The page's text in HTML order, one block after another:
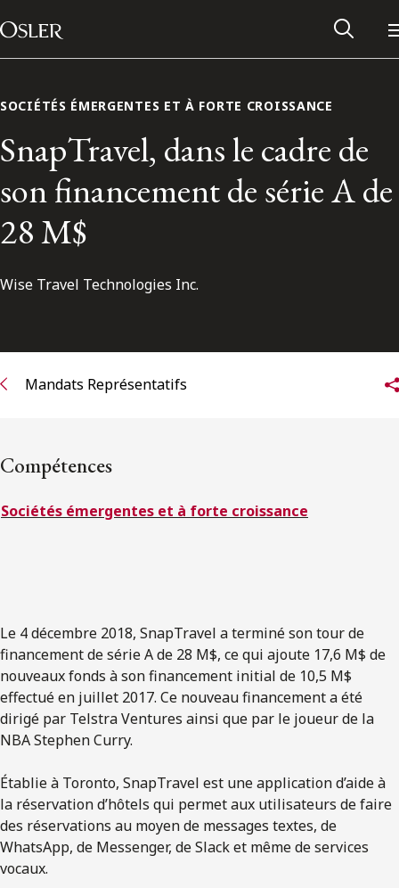
Passer au contenu
Main Navigation
S’abonner aux articles Osler
S’abonner
SOCIÉTÉS ÉMERGENTES ET À FORTE CROISSANCE
SnapTravel, dans le cadre de
son financement de série A de
28 M$
Wise Travel Technologies Inc.
Mandats Représentatifs
Compétences
Sociétés émergentes et à forte croissance
Le 4 décembre 2018, SnapTravel a terminé son tour de
financement de série A de 28 M$, ce qui ajoute 17,6 M$ de
nouveaux fonds à son financement initial de 10,5 M$
effectué en juillet 2017. Ce nouveau financement a été
dirigé par Telstra Ventures ainsi que par le joueur de la
NBA Stephen Curry.
Établie à Toronto, SnapTravel est une application d’aide à
la réservation d’hôtels qui permet aux utilisateurs de faire
des réservations au moyen de messages textes, de
WhatsApp, de Messenger, de Slack et même de services
vocaux.